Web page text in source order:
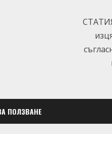
ПОЛЗВАНЕ